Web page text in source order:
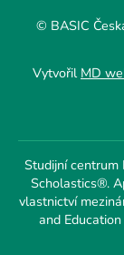
© BASIC
Vytvořil MD
Studijní centrum
Scholastics®.
vlastnictví
and